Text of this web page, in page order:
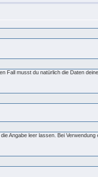
Fall musst du natürlich die Daten
Angabe leer lassen. Bei